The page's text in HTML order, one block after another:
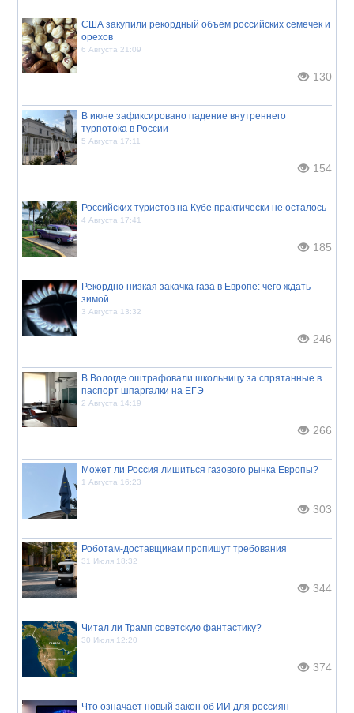
США закупили рекордный объём российских семечек и
орехов
6 Августа 21:09
130
В июне зафиксировано падение внутреннего
турпотока в России
5 Августа 17:11
154
Российских туристов на Кубе практически не осталось
4 Августа 17:41
185
Рекордно низкая закачка газа в Европе: чего ждать
зимой
3 Августа 13:32
246
В Вологде оштрафовали школьницу за спрятанные в
паспорт шпаргалки на ЕГЭ
2 Августа 14:19
266
Может ли Россия лишиться газового рынка Европы?
1 Августа 16:23
303
Роботам-доставщикам пропишут требования
31 Июля 18:32
344
Читал ли Трамп советскую фантастику?
30 Июля 12:20
374
Что означает новый закон об ИИ для россиян